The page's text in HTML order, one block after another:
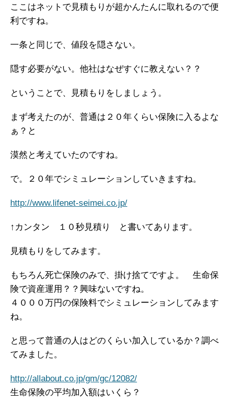
ここはネットで見積もりが超かんたんに取れるので便
利ですね。
一条と同じで、値段を隠さない。
隠す必要がない。他社はなぜすぐに教えない？？
ということで、見積もりをしましょう。
まず考えたのが、普通は２０年くらい保険に入るよな
ぁ？と
漠然と考えていたのですね。
で。２０年でシミュレーションしていきますね。
http://www.lifenet-seimei.co.jp/
↑カンタン １０秒見積り と書いてあります。
見積もりをしてみます。
もちろん死亡保険のみで、掛け捨てですよ。 生命保
険で資産運用？？興味ないですね。
４０００万円の保険料でシミュレーションしてみます
ね。
と思って普通の人はどのくらい加入しているか？調べ
てみました。
http://allabout.co.jp/gm/gc/12082/
生命保険の平均加入額はいくら？